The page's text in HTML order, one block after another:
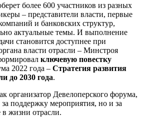
более 600 участников из разных
– представители власти, первые
и банковских структур,
актуальные темы. И выполнение
становится доступнее при
власти отрасли – Минстроя
ключевую повестку
2022 года – Стратегия развития
до 2030 года.
организатор Девелоперского форума,
за поддержку мероприятия, но и за
в жизни отрасли.